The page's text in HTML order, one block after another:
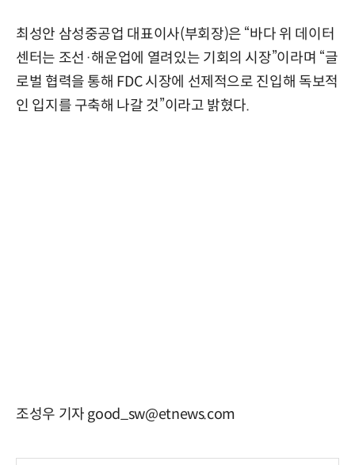
최성안 삼성중공업 대표이사(부회장)은 “바다 위 데이터
센터는 조선·해운업에 열려있는 기회의 시장”이라며 “글
로벌 협력을 통해 FDC 시장에 선제적으로 진입해 독보적
인 입지를 구축해 나갈 것”이라고 밝혔다.
조성우 기자 good_sw@etnews.com